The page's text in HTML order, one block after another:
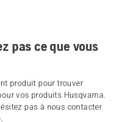
pas ce que vous
produit pour trouver
vos produits Husqvarna.
pas à nous contacter